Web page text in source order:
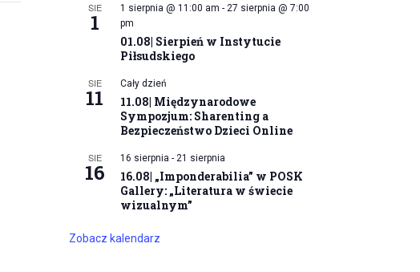
SIE
1
1 sierpnia @ 11:00 am -27 sierpnia @ 7:00
pm
01.08| Sierpień w Instytucie
Piłsudskiego
SIE
11
Cały dzień
11.08| Międzynarodowe
Sympozjum: Sharenting a
Bezpieczeństwo Dzieci Online
SIE
16
16 sierpnia -21 sierpnia
16.08| „Imponderabilia” w POSK
Gallery: „Literatura w świecie
wizualnym”
Zobacz kalendarz